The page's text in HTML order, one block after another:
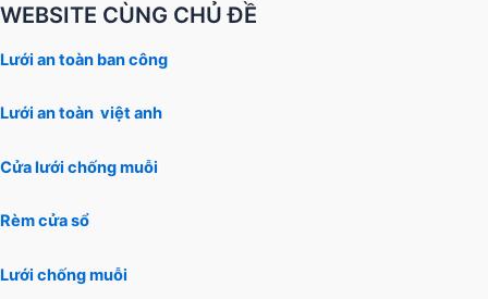
WEBSITE CÙNG CHỦ ĐỀ
Lưới an toàn ban công
Lưới an toàn việt anh
Cửa lưới chống muỗi
Rèm cửa sổ
Lưới chống muỗi